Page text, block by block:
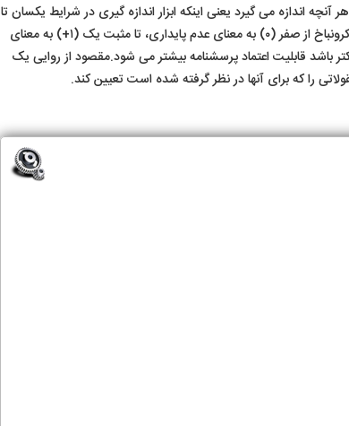
آنچه اندازه می گیرد یعنی اینکه ابزار اندازه گیری در شرایط یکسان تا
چه اندازه نتایج یکسانی به دست می دهد.معمولاً دامنه ضریب اعتماد آلفای کرونباخ از صفر (۰) به معنای عدم پایداری، تا مثبت یک (۱+) به معنای
باشد قابلیت اعتماد پرسشنامه بیشتر می شود.مقصود از روایی یک
را که برای آنها در نظر گرفته شده است تعیین کند.